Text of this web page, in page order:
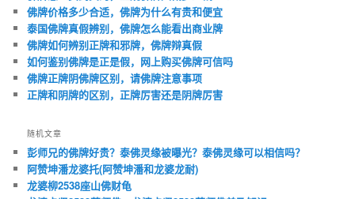
佛牌价格多少合适，佛牌为什么有贵和便宜
泰国佛牌真假辨别，佛牌怎么能看出商业牌
佛牌如何辨别正牌和邪牌，佛牌辩真假
如何鉴别佛牌是正是假，网上购买佛牌可信吗
佛牌正牌阴佛牌区别，请佛牌注意事项
正牌和阴牌的区别，正牌厉害还是阴牌厉害
随机文章
彭师兄的佛牌好贵？泰佛灵缘被曝光？泰佛灵缘可以相信吗？
阿赞坤潘龙婆托(阿赞坤潘和龙婆龙耐)
龙婆柳2538座山佛财龟